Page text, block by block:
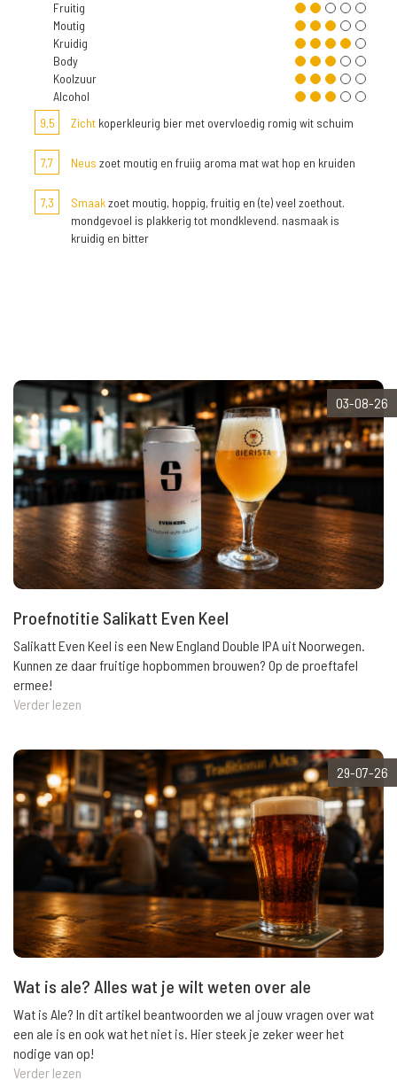
Fruitig
Moutig
Kruidig
Body
Koolzuur
Alcohol
9,5
Zicht koperkleurig bier met overvloedig romig wit schuim
7,7 Neus zoet moutig en fruiig aroma mat wat hop en kruiden
7,3 Smaakzoet moutig, hoppig, fruitig en (te) veel zoethout.
mondgevoel is plakkerig tot mondklevend. nasmaak is
kruidig en bitter
03-08-26
Proefnotitie Salikatt Even Keel
Salikatt Even Keel is een New England Double IPA uit Noorwegen.
Kunnen ze daar fruitige hopbommen brouwen? Op de proeftafel
ermee!
Verder lezen
29-07-26
Wat is ale? Alles wat je wilt weten over ale
Wat is Ale? In dit artikel beantwoorden we al jouw vragen over wat
een ale is en ook wat het niet is. Hier steek je zeker weer het
nodige van op!
Verder lezen